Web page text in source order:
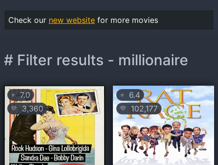
# Filter results - millionaire
⭐ 7.0
💛 3,360
⭐ 6.4
💛 102,177
Check our new website for more movies